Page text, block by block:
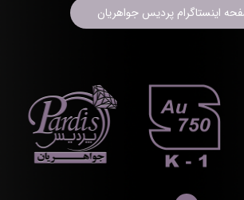
اینستاگرام پردیس جواهریان